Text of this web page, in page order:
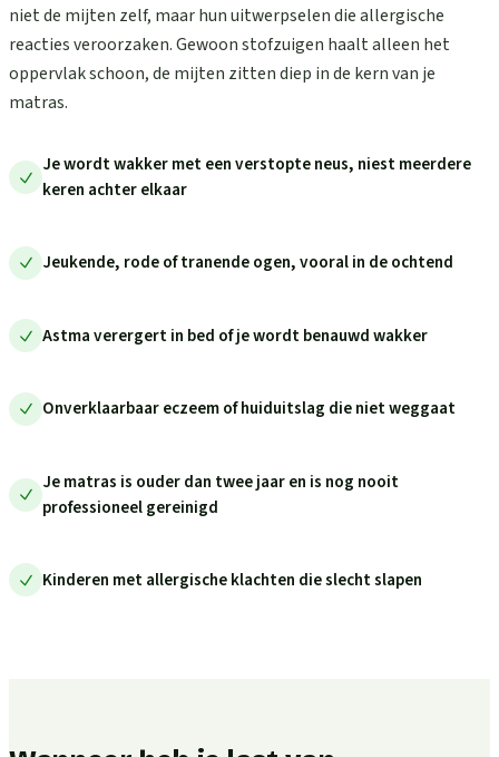
niet de mijten zelf, maar hun uitwerpselen die allergische
reacties veroorzaken. Gewoon stofzuigen haalt alleen het
oppervlak schoon, de mijten zitten diep in de kern van je
matras.
Je wordt wakker met een verstopte neus, niest meerdere
keren achter elkaar
Jeukende, rode of tranende ogen, vooral in de ochtend
Astma verergert in bed of je wordt benauwd wakker
Onverklaarbaar eczeem of huiduitslag die niet weggaat
Je matras is ouder dan twee jaar en is nog nooit
professioneel gereinigd
Kinderen met allergische klachten die slecht slapen